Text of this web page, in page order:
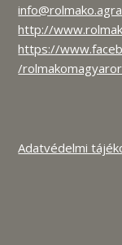
http://
https://
/
Adatvédelmi